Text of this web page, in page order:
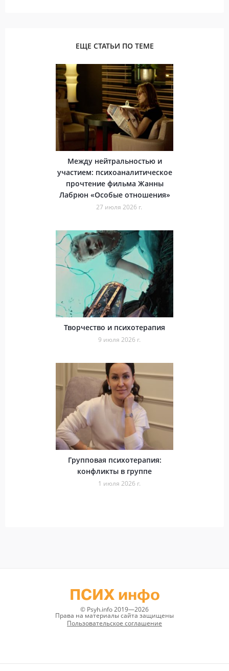
ЕЩЕ СТАТЬИ ПО ТЕМЕ
Между нейтральностью и
участием: психоаналитическое
прочтение фильма Жанны
Лабрюн «Особые отношения»
27 июля 2026 г.
Творчество и психотерапия
9 июля 2026 г.
Групповая психотерапия:
конфликты в группе
1 июля 2026 г.
ПСИХ инфо
© Psyh.info 2019—2026
Права на материалы сайта защищены
Пользовательское соглашение